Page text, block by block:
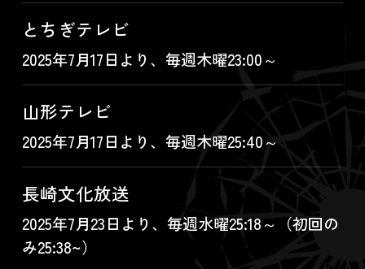
とちぎテレビ
2025年7月17日より、毎週木曜23:00～
山形テレビ
2025年7月17日より、毎週木曜25:40～
長崎文化放送
2025年7月23日より、毎週水曜25:18～（初回の
み25:38~）